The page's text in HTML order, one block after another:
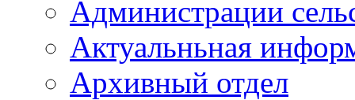
Администрации
Актуальньная
Архивный отдел